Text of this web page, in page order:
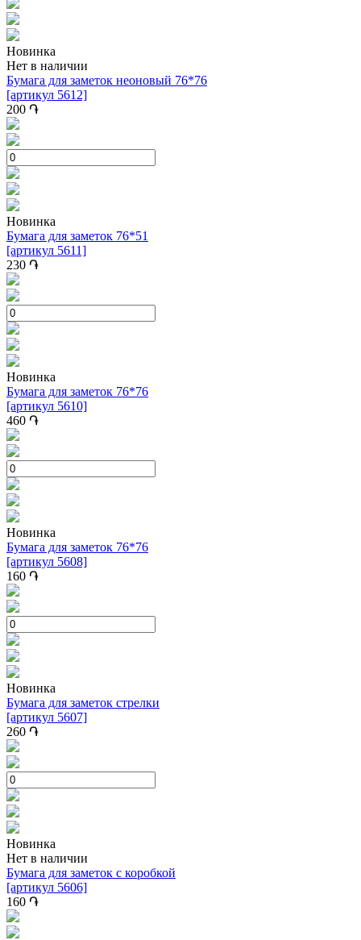
Новинка
Нет в наличии
Бумага для заметок неоновый 76*76
[артикул 5612]
200 ֏
Новинка
Бумага для заметок 76*51
[артикул 5611]
230 ֏
Новинка
Бумага для заметок 76*76
[артикул 5610]
460 ֏
Новинка
Бумага для заметок 76*76
[артикул 5608]
160 ֏
Новинка
Бумага для заметок стрелки
[артикул 5607]
260 ֏
Новинка
Нет в наличии
Бумага для заметок с коробкой
[артикул 5606]
160 ֏